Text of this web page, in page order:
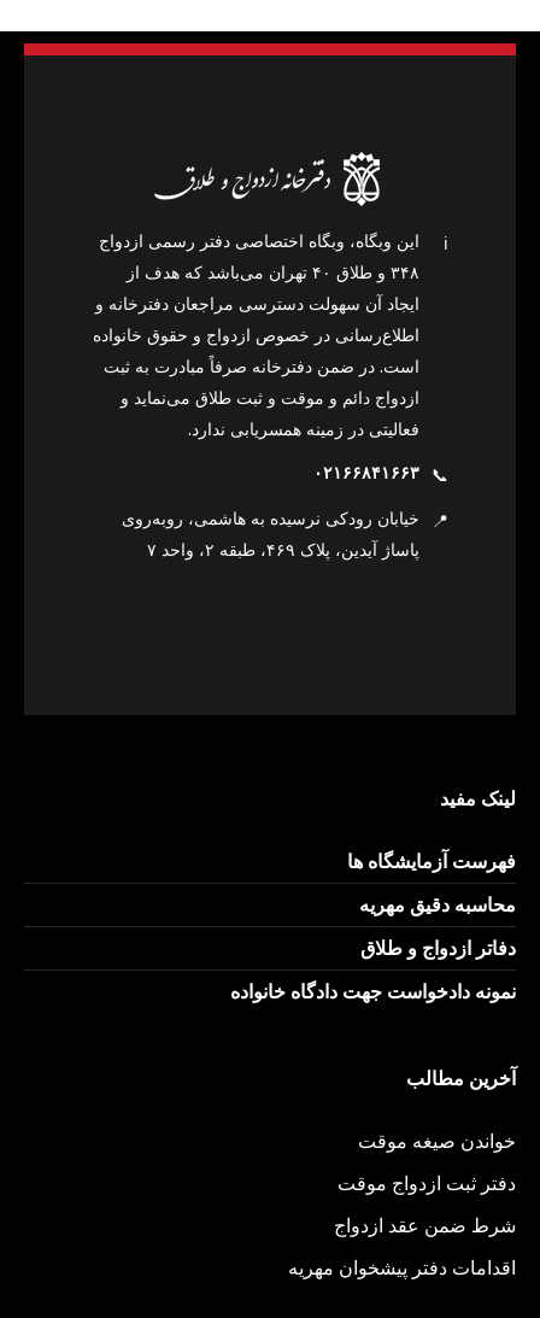
ℹ️
این وبگاه، وبگاه اختصاصی دفتر رسمی ازدواج
۳۴۸ و طلاق ۴۰ تهران می‌باشد که هدف از
ایجاد آن سهولت دسترسی مراجعان دفترخانه و
اطلاع‌رسانی در خصوص ازدواج و حقوق خانواده
است. در ضمن دفترخانه صرفاً مبادرت به ثبت
ازدواج دائم و موقت و ثبت طلاق می‌نماید و
فعالیتی در زمینه همسریابی ندارد.
📞 ۰۲۱۶۶۸۴۱۶۶۳
📍
خیابان رودکی نرسیده به هاشمی، روبه‌روی
پاساژ آیدین، پلاک ۴۶۹، طبقه ۲، واحد ۷
لینک مفید
فهرست آزمایشگاه ها
محاسبه دقیق مهریه
دفاتر ازدواج و طلاق
نمونه دادخواست جهت دادگاه خانواده
آخرین مطالب
خواندن صیغه موقت
دفتر ثبت ازدواج موقت
شرط ضمن عقد ازدواج
اقدامات دفتر پیشخوان مهریه